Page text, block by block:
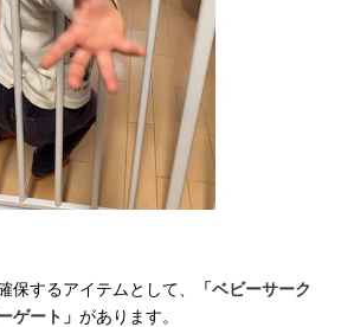
保するアイテムとして、
「ベビーサーク
ゲート」 があります。